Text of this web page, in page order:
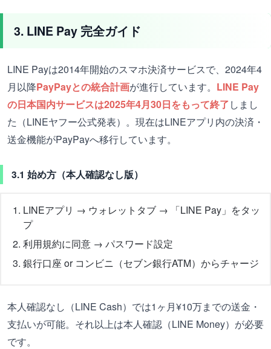
3. LINE Pay 完全ガイド
LINE Payは2014年開始のスマホ決済サービスで、2024年4
月以降PayPayとの統合計画が進行しています。 LINE Pay
の日本国内サービスは2025年4月30日をもって終了しまし
た（LINEヤフー公式発表）。現在はLINEアプリ内の決済・
送金機能がPayPayへ移行しています。
3.1 始め方（本人確認なし版）
LINEアプリ → ウォレットタブ → 「LINE Pay」をタッ
プ
利用規約に同意 → パスワード設定
銀行口座 or コンビニ（セブン銀行ATM）からチャージ
本人確認なし（LINE Cash）では1ヶ月¥10万までの送金・
支払いが可能。それ以上は本人確認（LINE Money）が必要
です。